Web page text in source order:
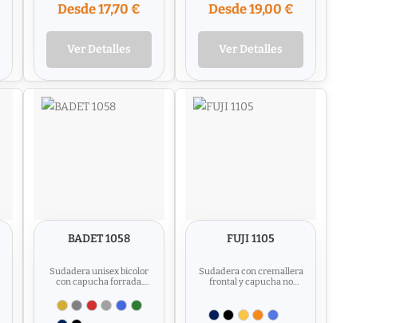
Desde 17,70 €
Ver Detalles
Desde 19,00 €
Ver Detalles
BADET 1058
Sudadera unisex bicolor
con capucha forrada.
cinturilla en canalé 1x1
con...
FUJI 1105
Sudadera con cremallera
frontal y capucha no
poliéster....